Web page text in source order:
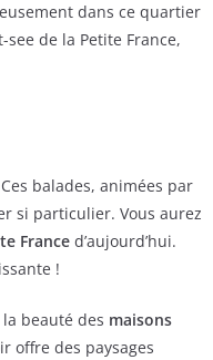
dans ce quartier
de la Petite France,
Ces balades, animées par
si particulier. Vous aurez
France d’aujourd’hui.
!
beauté des maisons
offre des paysages